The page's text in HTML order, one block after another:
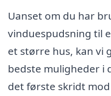
Uanset om du har
vinduespudsning til
et større hus, kan vi
bedste muligheder i
det første skridt